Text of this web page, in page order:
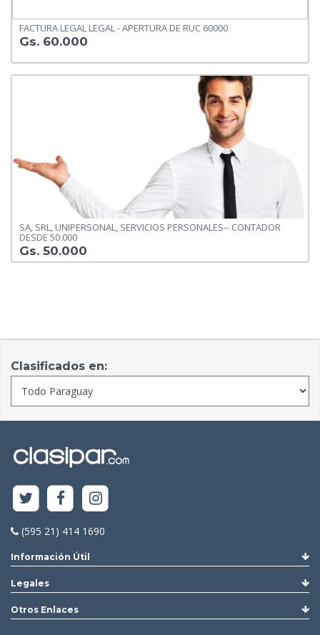
FACTURA LEGAL LEGAL - APERTURA DE RUC 60000
Gs. 60.000
SA, SRL, UNIPERSONAL, SERVICIOS PERSONALES-- CONTADOR
DESDE 50.000
Gs. 50.000
Clasificados en:
(595 21) 414 1690
Información Útil
Legales
Otros Enlaces